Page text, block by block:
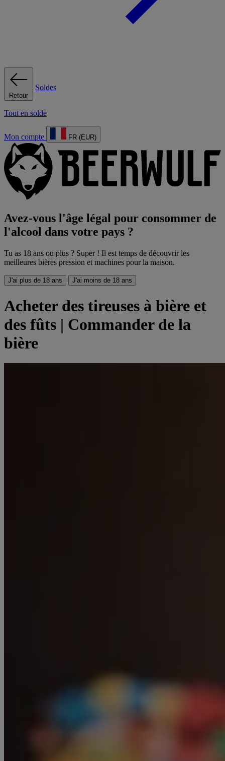
Retour
Soldes
Tout en solde
Mon compte FR (EUR)
Avez-vous l'âge légal pour consommer de
l'alcool dans votre pays ?
Tu as 18 ans ou plus ? Super ! Il est temps de découvrir les
meilleures bières pression et machines pour la maison.
J'ai plus de 18 ans J'ai moins de 18 ans
Acheter des tireuses à bière et
des fûts | Commander de la
bière